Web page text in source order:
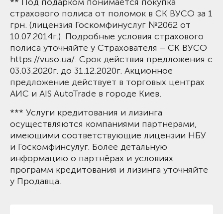
страхового полиса от поломок в СК ВУСО за 1
грн. (лицензия Госкомфинуслуг №2062 от
10.07.2014г.). Подробные условия страхового
полиса уточняйте у Страхователя – СК ВУСО
https://vuso.ua/. Срок действия предложения с
03.03.2020г. до 31.12.2020г. Акционное
предложение действует в торговых центрах
АИС и AIS AutoTrade в городе Киев.
*** Услуги кредитования и лизинга
осуществляются компаниями партнерами,
имеющими соответствующие лицензии НБУ
и Госкомфинсулуг. Более детальную
информацию о партнёрах и условиях
программ кредитования и лизинга уточняйте
у Продавца.